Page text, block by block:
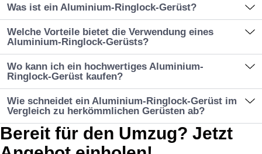
Was ist ein Aluminium-Ringlock-Gerüst?
Welche Vorteile bietet die Verwendung eines
Aluminium-Ringlock-Gerüsts?
Wo kann ich ein hochwertiges Aluminium-
Ringlock-Gerüst kaufen?
Wie schneidet ein Aluminium-Ringlock-Gerüst im
Vergleich zu herkömmlichen Gerüsten ab?
Bereit für den Umzug? Jetzt